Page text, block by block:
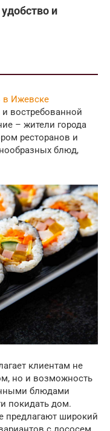
и
в Ижевске
востребованной
– жители города
ресторанов и
блюд,
клиентам не
но и возможность
блюдами
покидать дом.
предлагают широкий